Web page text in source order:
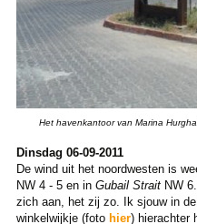
Het havenkantoor van Marina
Dinsdag 06-09-2011
De wind uit het noordwesten is
NW 4 - 5 en in Gubail StraitNW 6.
zich aan, het zij zo. Ik sjouw in
winkelwijkje (foto hier) hierachter